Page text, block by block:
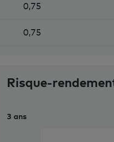
0,75
0,75
Risque-
3 ans